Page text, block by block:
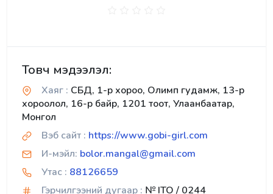
Товч мэдээлэл:
Хаяг : СБД, 1-р хороо, Олимп гудамж, 13-р
хороолол, 16-р байр, 1201 тоот, Улаанбаатар,
Монгол
Вэб сайт : https://www.gobi-girl.com
И-мэйл: bolor.mangal@gmail.com
Утас : 88126659
Гэрчилгээний дугаар : № ITO / 0244